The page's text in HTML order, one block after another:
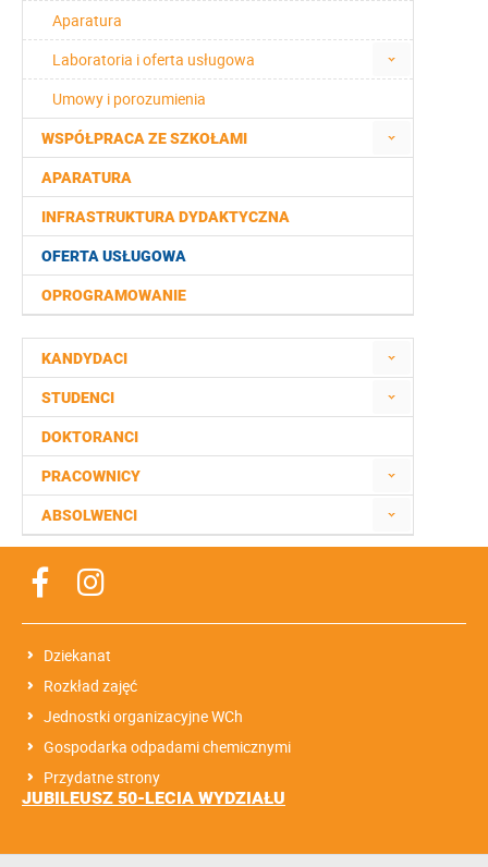
Aparatura
Laboratoria i oferta usługowa
Umowy i porozumienia
WSPÓŁPRACA ZE SZKOŁAMI
APARATURA
INFRASTRUKTURA DYDAKTYCZNA
OFERTA USŁUGOWA
OPROGRAMOWANIE
KANDYDACI
STUDENCI
DOKTORANCI
PRACOWNICY
ABSOLWENCI
Dziekanat
Rozkład zajęć
Jednostki organizacyjne WCh
Gospodarka odpadami chemicznymi
Przydatne strony
JUBILEUSZ 50-LECIA WYDZIAŁU